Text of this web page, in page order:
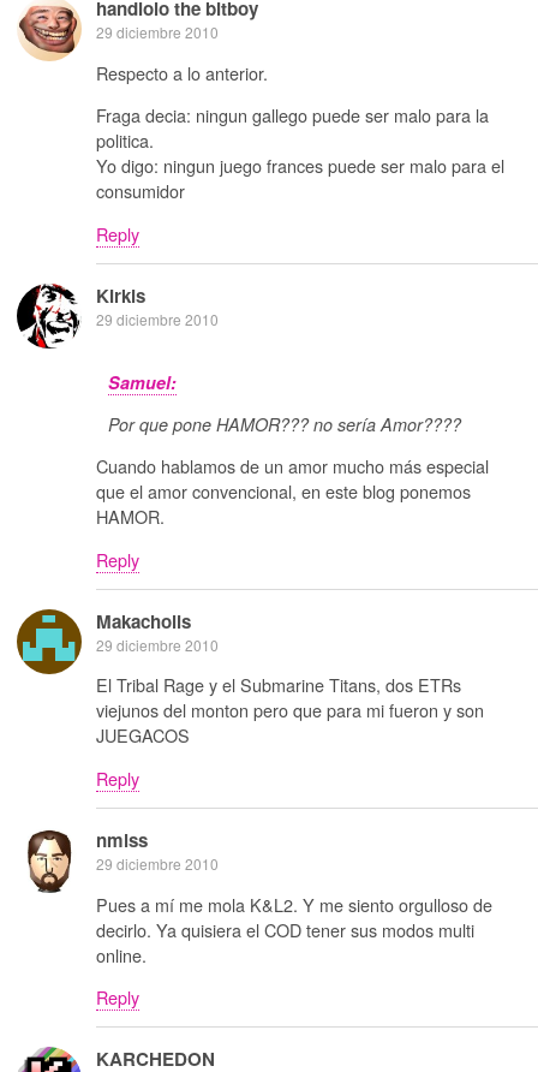
handlolo the bitboy
29 diciembre 2010
Respecto a lo anterior.
Fraga decia: ningun gallego puede ser malo para la
politica.
Yo digo: ningun juego frances puede ser malo para el
consumidor
Reply
Kirkis
29 diciembre 2010
Samuel:
Por que pone HAMOR??? no sería Amor????
Cuando hablamos de un amor mucho más especial
que el amor convencional, en este blog ponemos
HAMOR.
Reply
Makacholis
29 diciembre 2010
El Tribal Rage y el Submarine Titans, dos ETRs
viejunos del monton pero que para mi fueron y son
JUEGACOS
Reply
nmlss
29 diciembre 2010
Pues a mí me mola K&L2. Y me siento orgulloso de
decirlo. Ya quisiera el COD tener sus modos multi
online.
Reply
KARCHEDON